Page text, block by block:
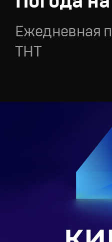
Ежедневная
ТНТ